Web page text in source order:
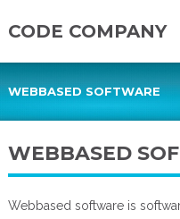
CODE COMPANY
WEBBASED SOFTWARE
WEBBASED
Webbased software is